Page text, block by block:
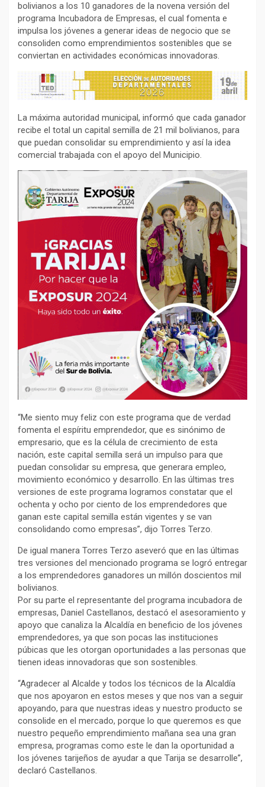
bolivianos a los 10 ganadores de la novena versión del
programa Incubadora de Empresas, el cual fomenta e
impulsa los jóvenes a generar ideas de negocio que se
consoliden como emprendimientos sostenibles que se
conviertan en actividades económicas innovadoras.
La máxima autoridad municipal, informó que cada ganador
recibe el total un capital semilla de 21 mil bolivianos, para
que puedan consolidar su emprendimiento y así la idea
comercial trabajada con el apoyo del Municipio.
“Me siento muy feliz con este programa que de verdad
fomenta el espíritu emprendedor, que es sinónimo de
empresario, que es la célula de crecimiento de esta
nación, este capital semilla será un impulso para que
puedan consolidar su empresa, que generara empleo,
movimiento económico y desarrollo. En las últimas tres
versiones de este programa logramos constatar que el
ochenta y ocho por ciento de los emprendedores que
ganan este capital semilla están vigentes y se van
consolidando como empresas”, dijo Torres Terzo.
De igual manera Torres Terzo aseveró que en las últimas
tres versiones del mencionado programa se logró entregar
a los emprendedores ganadores un millón doscientos mil
bolivianos.
Por su parte el representante del programa incubadora de
empresas, Daniel Castellanos, destacó el asesoramiento y
apoyo que canaliza la Alcaldía en beneficio de los jóvenes
emprendedores, ya que son pocas las instituciones
púbicas que les otorgan oportunidades a las personas que
tienen ideas innovadoras que son sostenibles.
“Agradecer al Alcalde y todos los técnicos de la Alcaldía
que nos apoyaron en estos meses y que nos van a seguir
apoyando, para que nuestras ideas y nuestro producto se
consolide en el mercado, porque lo que queremos es que
nuestro pequeño emprendimiento mañana sea una gran
empresa, programas como este le dan la oportunidad a
los jóvenes tarijeños de ayudar a que Tarija se desarrolle”,
declaró Castellanos.